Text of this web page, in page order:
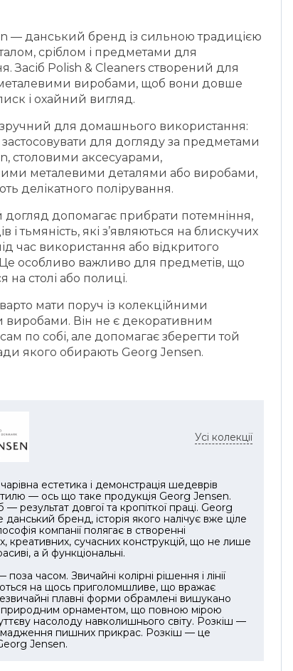
— данський бренд із сильною традицією
сріблом і предметами для
Засіб Polish & Cleaners створений для
виробами, щоб вони довше
і охайний вигляд.
зручний для домашнього використання:
застосовувати для догляду за предметами
столовими аксесуарами,
металевими деталями або виробами,
делікатного полірування.
догляд допомагає прибрати потемніння,
і тьмяність, які з’являються на блискучих
час використання або відкритого
Це особливо важливо для предметів, що
на столі або полиці.
мати поруч із колекційними
виробами. Він не є декоративним
по собі, але допомагає зберегти той
якого обирають Georg Jensen.
Усі колекції
чарівна естетика і демонстрація шедеврів
— ось що таке продукція Georg Jensen.
результат довгої та кропіткої праці. Georg
бренд, історія якого налічує вже ціле
компанії полягає в створенні
креативних, сучасних конструкцій, що не лише
а й функціональні.
поза часом. Звичайні колірні рішення і лінії
на щось приголомшливе, що вражає
плавні форми обрамлені вишукано
природним орнаментом, що повною мірою
насолоду навколишнього світу. Розкіш —
пишних прикрас. Розкіш — це
Jensen.